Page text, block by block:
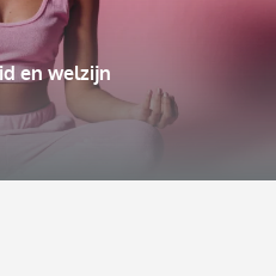
en welzijn